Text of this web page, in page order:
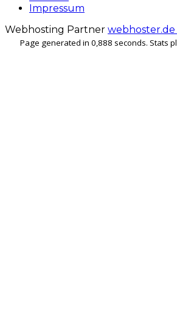
Impressum
Webhosting Partner webhoster.de
Page generated in 0,888 seconds. Stats